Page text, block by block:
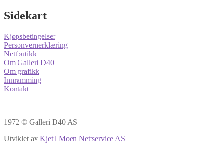
Sidekart
Kjøpsbetingelser
Personvernerklæring
Nettbutikk
Om Galleri D40
Om grafikk
Innramming
Kontakt
1972 © Galleri D40 AS
Utviklet av Kjetil Moen Nettservice AS